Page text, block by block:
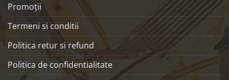
Promoţii
Termeni si conditii
Politica retur si refund
Politica de confidentialitate